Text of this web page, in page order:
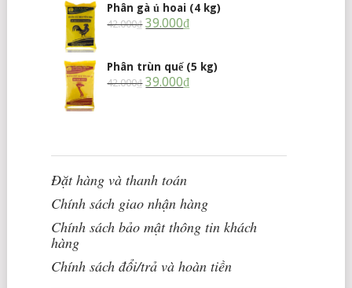
Phân gà ủ hoai (4 kg)
42.000₫ 39.000₫
Phân trùn quế (5 kg)
42.000₫ 39.000₫
Đặt hàng và thanh toán
Chính sách giao nhận hàng
Chính sách bảo mật thông tin khách
hàng
Chính sách đổi/trả và hoàn tiền